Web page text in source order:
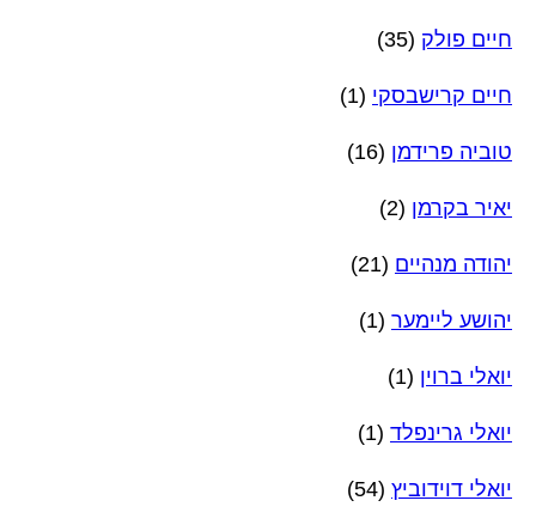
חיים פולק (35)
חיים קרישבסקי (1)
טוביה פרידמן (16)
יאיר בקרמן (2)
יהודה מנהיים (21)
יהושע ליימער (1)
יואלי ברוין (1)
יואלי גרינפלד (1)
יואלי דוידוביץ (54)